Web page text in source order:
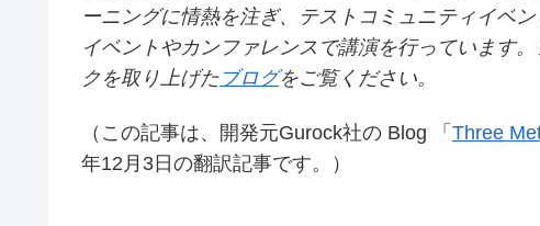
ーニングに情熱を注ぎ、テストコミュニティイベ
イベントやカンファレンスで講演を行っています
クを取り上げた ブログをご覧ください。
（この記事は、開発元Gurock社の Blog 「 Three
年12月3日の翻訳記事です。）